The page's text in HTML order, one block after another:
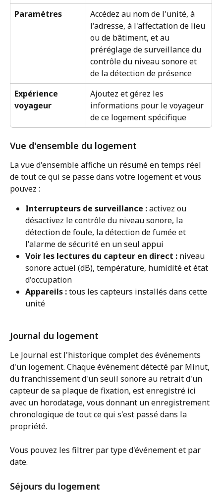
Paramètres
Accédez au nom de l'unité, à
l'adresse, à l'affectation de lieu
ou de bâtiment, et au
préréglage de surveillance du
contrôle du niveau sonore et
de la détection de présence
Expérience
voyageur
Ajoutez et gérez les
informations pour le voyageur
de ce logement spécifique
Vue d'ensemble du logement
La vue d'ensemble affiche un résumé en temps réel
de tout ce qui se passe dans votre logement et vous
pouvez :
Interrupteurs de surveillance : activez ou
désactivez le contrôle du niveau sonore, la
détection de foule, la détection de fumée et
l'alarme de sécurité en un seul appui
Voir les lectures du capteur en direct : niveau
sonore actuel (dB), température, humidité et état
d'occupation
Appareils : tous les capteurs installés dans cette
unité
Journal du logement
Le Journal est l'historique complet des événements
d'un logement. Chaque événement détecté par Minut,
du franchissement d'un seuil sonore au retrait d'un
capteur de sa plaque de fixation, est enregistré ici
avec un horodatage, vous donnant un enregistrement
chronologique de tout ce qui s'est passé dans la
propriété.
Vous pouvez les filtrer par type d'événement et par
date.
Séjours du logement